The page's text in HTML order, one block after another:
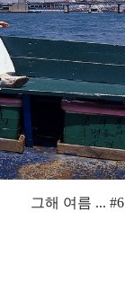
그해 여름 ... #6